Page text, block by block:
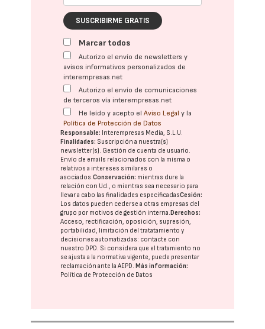
SUSCRIBIRME GRATIS
Marcar todos
Autorizo el envío de newsletters y
avisos informativos personalizados de
interempresas.net
Autorizo el envío de comunicaciones
de terceros vía interempresas.net
He leído y acepto elAviso Legal y la
Política de Protección de Datos
Responsable: Interempresas Media, S.L.U.
Finalidades: Suscripción a nuestra(s)
newsletter(s). Gestión de cuenta de usuario.
Envío de emails relacionados con la misma o
relativos a intereses similares o
asociados.Conservación: mientras dure la
relación con Ud., o mientras sea necesario para
llevar a cabo las finalidades especificadasCesión:
Los datos pueden cederse a otras empresas del
grupo por motivos de gestión interna. Derechos:
Acceso, rectificación, oposición, supresión,
portabilidad, limitación del tratatamiento y
decisiones automatizadas: contacte con
nuestro DPD. Si considera que el tratamiento no
se ajusta a la normativa vigente, puede presentar
reclamación ante laAEPD. Más información:
Política de Protección de Datos